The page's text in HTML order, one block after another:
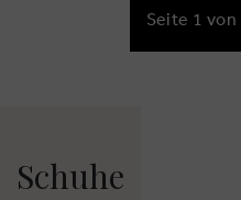
ZUR
Schuhe